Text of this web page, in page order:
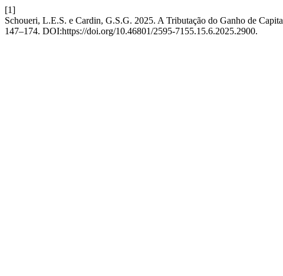
[1]
Schoueri, L.E.S. e Cardin, G.S.G. 2025. A Tributação do Ganho de
147–174. DOI:https://doi.org/10.46801/2595-7155.15.6.2025.2900.